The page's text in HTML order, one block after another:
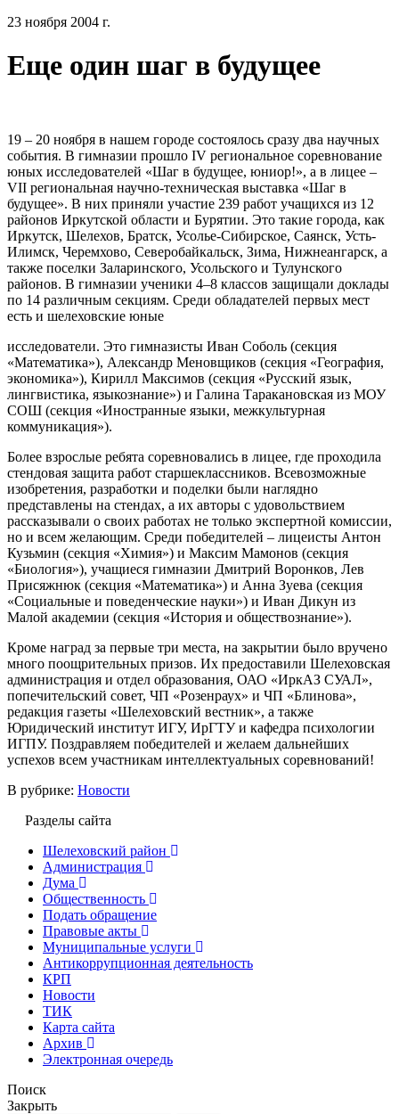
23 ноября 2004 г.
Еще один шаг в будущее
19 – 20 ноября в нашем городе состоялось сразу два научных
события. В гимназии прошло IV региональное соревнование
юных исследователей «Шаг в будущее, юниор!», а в лицее –
VII региональная научно-техническая выставка «Шаг в
будущее». В них приняли участие 239 работ учащихся из 12
районов Иркутской области и Бурятии. Это такие города, как
Иркутск, Шелехов, Братск, Усолье-Сибирское, Саянск, Усть-
Илимск, Черемхово, Северобайкальск, Зима, Нижнеангарск, а
также поселки Заларинского, Усольского и Тулунского
районов. В гимназии ученики 4–8 классов защищали доклады
по 14 различным секциям. Среди обладателей первых мест
есть и шелеховские юные
исследователи. Это гимназисты Иван Соболь (секция
«Математика»), Александр Меновщиков (секция «География,
экономика»), Кирилл Максимов (секция «Русский язык,
лингвистика, языкознание») и Галина Таракановская из МОУ
СОШ (секция «Иностранные языки, межкультурная
коммуникация»).
Более взрослые ребята соревновались в лицее, где проходила
стендовая защита работ старшеклассников. Всевозможные
изобретения, разработки и поделки были наглядно
представлены на стендах, а их авторы с удовольствием
рассказывали о своих работах не только экспертной комиссии,
но и всем желающим. Среди победителей – лицеисты Антон
Кузьмин (секция «Химия») и Максим Мамонов (секция
«Биология»), учащиеся гимназии Дмитрий Воронков, Лев
Присяжнюк (секция «Математика») и Анна Зуева (секция
«Социальные и поведенческие науки») и Иван Дикун из
Малой академии (секция «История и обществознание»).
Кроме наград за первые три места, на закрытии было вручено
много поощрительных призов. Их предоставили Шелеховская
администрация и отдел образования, ОАО «ИркАЗ СУАЛ»,
попечительский совет, ЧП «Розенраух» и ЧП «Блинова»,
редакция газеты «Шелеховский вестник», а также
Юридический институт ИГУ, ИрГТУ и кафедра психологии
ИГПУ. Поздравляем победителей и желаем дальнейших
успехов всем участникам интеллектуальных соревнований!
В рубрике: Новости
Разделы сайта
Шелеховский район
Администрация
Дума
Общественность
Подать обращение
Правовые акты
Муниципальные услуги
Антикоррупционная деятельность
КРП
Новости
ТИК
Карта сайта
Архив
Электронная очередь
Поиск
Закрыть